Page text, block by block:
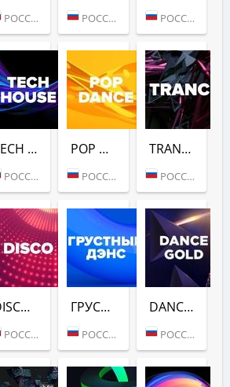
РОССИЯ (МОСКВА) РОССИЯ (МОСКВА) РОССИЯ (МОСКВА)
TECH HOUSE (DFM)
РОССИЯ (МОСКВА)
POP DANCE (DFM)
РОССИЯ (МОСКВА)
TRANCE (DFM)
РОССИЯ (МОСКВА)
DISCO (DFM)
РОССИЯ (МОСКВА)
ГРУСТНЫЙ ДЭНС (DFM)
РОССИЯ (МОСКВА)
DANCE GOLD 1990S (DFM)
РОССИЯ (МОСКВА)